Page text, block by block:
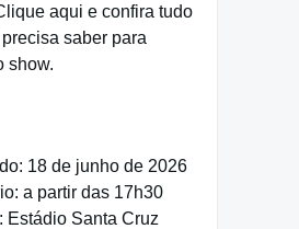
aqui e confira tudo
saber para
show.
18 de junho de 2026
a partir das 17h30
Estádio Santa Cruz